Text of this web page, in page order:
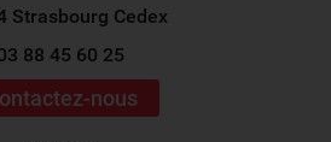
Strasbourg Cedex
88 45 60 25
nous